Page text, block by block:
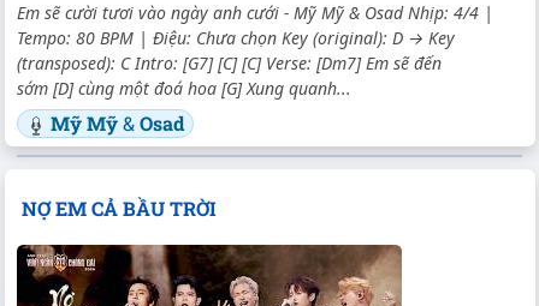
Em sẽ cười tươi vào ngày anh cưới - Mỹ Mỹ & Osad Nhịp: 4/4 |
Tempo: 80 BPM | Điệu: Chưa chọn Key (original): D → Key
(transposed): C Intro: [G7] [C] [C] Verse: [Dm7] Em sẽ đến
sớm [D] cùng một đoá hoa [G] Xung quanh...
Mỹ Mỹ&Osad
NỢ EM CẢ BẦU TRỜI